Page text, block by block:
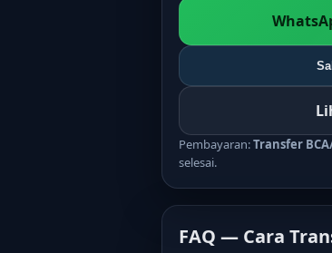
Pembayaran:Transfer
selesai.
FAQ — Cara